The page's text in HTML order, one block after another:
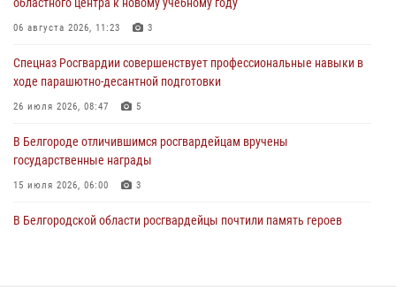
Росгвардия обеспечила общественную безопасность празднования
83-й годовщины освобождения г. Белгорода от немецко -
06 августа 2026, 06:54 3
Офицеры Росгвардии и ветераны войск правопорядка почтили
05 августа 2026, 17:12 2
06 августа 2026, 11:23 3
Спецназ Росгвардии совершенствует профессиональные навыки в
ходе парашютно-десантной подготовки
26 июля 2026, 08:47 5
В Белгороде отличившимся росгвардейцам вручены
государственные награды
15 июля 2026, 06:00 3
В Белгородской области росгвардейцы почтили память героев